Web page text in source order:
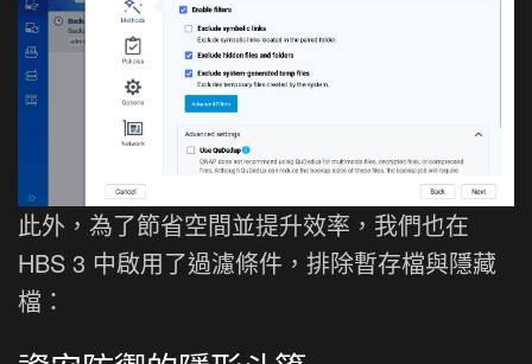
此外，為了節省空間並提升效率，我們也在
HBS 3 中啟用了過濾條件，排除暫存檔與隱藏
檔：